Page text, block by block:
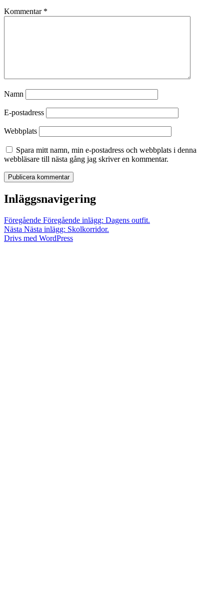
Kommentar *
Namn
E-postadress
Webbplats
Spara mitt namn, min e-postadress och webbplats i denna
webbläsare till nästa gång jag skriver en kommentar.
Inläggsnavigering
Föregående Föregående inlägg: Dagens outfit.
Nästa Nästa inlägg: Skolkorridor.
Drivs med WordPress